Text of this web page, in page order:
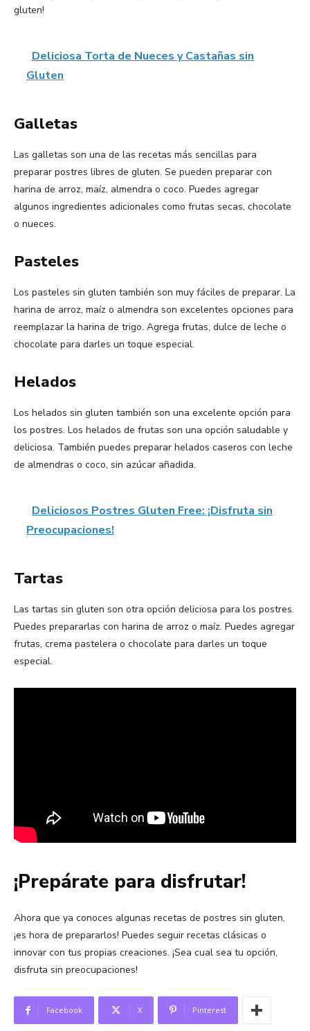
gluten!
Deliciosa Torta de Nueces y Castañas sin
Gluten
Galletas
Las galletas son una de las recetas más sencillas para
preparar postres libres de gluten. Se pueden preparar con
harina de arroz, maíz, almendra o coco. Puedes agregar
algunos ingredientes adicionales como frutas secas, chocolate
o nueces.
Pasteles
Los pasteles sin gluten también son muy fáciles de preparar. La
harina de arroz, maíz o almendra son excelentes opciones para
reemplazar la harina de trigo. Agrega frutas, dulce de leche o
chocolate para darles un toque especial.
Helados
Los helados sin gluten también son una excelente opción para
los postres. Los helados de frutas son una opción saludable y
deliciosa. También puedes preparar helados caseros con leche
de almendras o coco, sin azúcar añadida.
Deliciosos Postres Gluten Free: ¡Disfruta sin
Preocupaciones!
Tartas
Las tartas sin gluten son otra opción deliciosa para los postres.
Puedes prepararlas con harina de arroz o maíz. Puedes agregar
frutas, crema pastelera o chocolate para darles un toque
especial.
¡Prepárate para disfrutar!
Ahora que ya conoces algunas recetas de postres sin gluten,
¡es hora de prepararlos! Puedes seguir recetas clásicas o
innovar con tus propias creaciones. ¡Sea cual sea tu opción,
disfruta sin preocupaciones!
Facebook X Pinterest